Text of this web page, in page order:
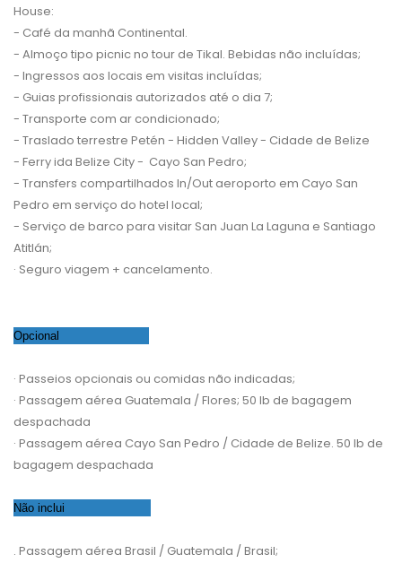
House:
- Café da manhã Continental.
- Almoço tipo picnic no tour de Tikal. Bebidas não incluídas;
- Ingressos aos locais em visitas incluídas;
- Guias profissionais autorizados até o dia 7;
- Transporte com ar condicionado;
- Traslado terrestre Petén - Hidden Valley - Cidade de Belize
- Ferry ida Belize City - Cayo San Pedro;
- Transfers compartilhados In/Out aeroporto em Cayo San
Pedro em serviço do hotel local;
- Serviço de barco para visitar San Juan La Laguna e Santiago
Atitlán;
· Seguro viagem + cancelamento.
Opcional
· Passeios opcionais ou comidas não indicadas;
· Passagem aérea Guatemala / Flores; 50 lb de bagagem
despachada
· Passagem aérea Cayo San Pedro / Cidade de Belize. 50 lb de
bagagem despachada
Não inclui
. Passagem aérea Brasil / Guatemala / Brasil;